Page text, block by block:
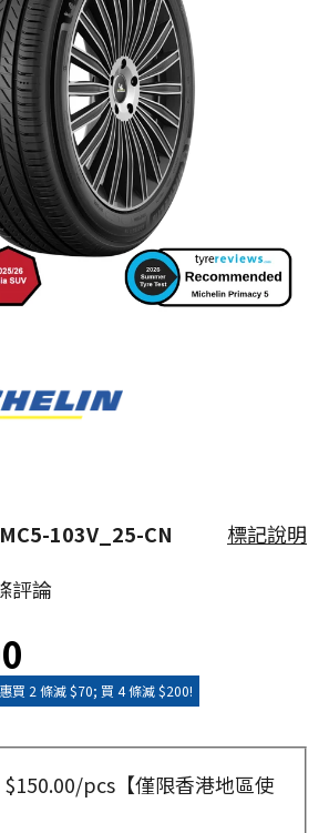
103V_25-CN
標記說明
評論
買 2 條減 $70; 買 4 條減 $200!
pcs【僅限香港地區使